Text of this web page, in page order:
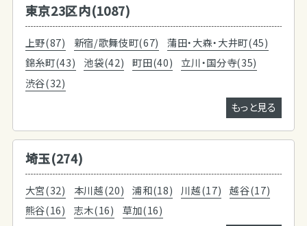
東京23区内(1087)
上野(87) 新宿/歌舞伎町(67)
蒲田・大森・大井町(45)
錦糸町(43)
池袋(42) 町田(40)
立川・国分寺(35)
渋谷(32)
もっと見る
埼玉(274)
大宮(32) 本川越(20) 浦和(18) 川越(17)
越谷(17)
熊谷(16)
志木(16)
草加(16)